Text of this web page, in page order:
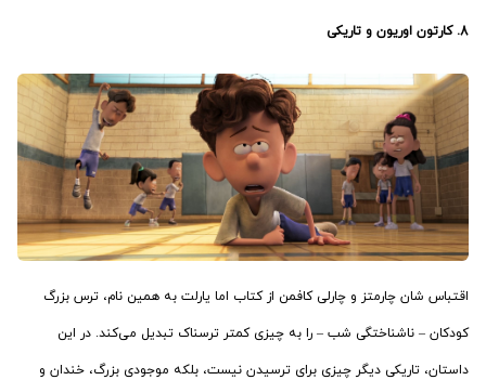
8. کارتون اوریون و تاریکی
اقتباس شان چارمتز و چارلی کافمن از کتاب اما یارلت به همین نام، ترس بزرگ
کودکان – ناشناختگی شب – را به چیزی کمتر ترسناک تبدیل می‌کند. در این
داستان، تاریکی دیگر چیزی برای ترسیدن نیست، بلکه موجودی بزرگ، خندان و